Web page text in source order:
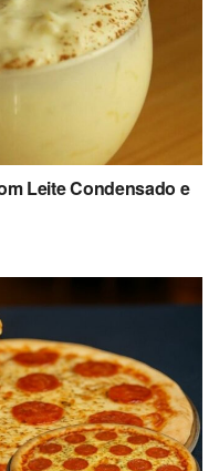
Leite Condensado e